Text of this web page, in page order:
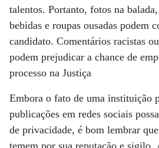
talentos. Portanto, fotos na
bebidas e roupas ousadas podem
candidato. Comentários racistas
podem prejudicar a chance de
processo na Justiça
Embora o fato de uma instituição
publicações em redes sociais
de privacidade, é bom lembrar
temem por sua reputação e sigilo.